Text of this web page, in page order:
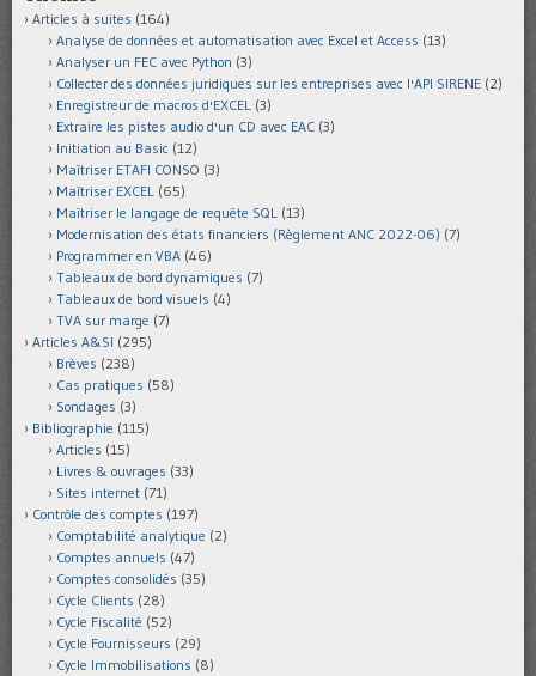
Articles à suites (164)
Analyse de données et automatisation avec Excel et Access (13)
Analyser un FEC avec Python (3)
Collecter des données juridiques sur les entreprises avec l'API SIRENE (2)
Enregistreur de macros d'EXCEL (3)
Extraire les pistes audio d'un CD avec EAC (3)
Initiation au Basic (12)
Maîtriser ETAFI CONSO (3)
Maîtriser EXCEL (65)
Maîtriser le langage de requête SQL (13)
Modernisation des états financiers (Règlement ANC 2022-06) (7)
Programmer en VBA (46)
Tableaux de bord dynamiques (7)
Tableaux de bord visuels (4)
TVA sur marge (7)
Articles A&SI (295)
Brèves (238)
Cas pratiques (58)
Sondages (3)
Bibliographie (115)
Articles (15)
Livres & ouvrages (33)
Sites internet (71)
Contrôle des comptes (197)
Comptabilité analytique (2)
Comptes annuels (47)
Comptes consolidés (35)
Cycle Clients (28)
Cycle Fiscalité (52)
Cycle Fournisseurs (29)
Cycle Immobilisations (8)